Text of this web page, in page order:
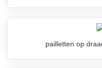
pailletten op